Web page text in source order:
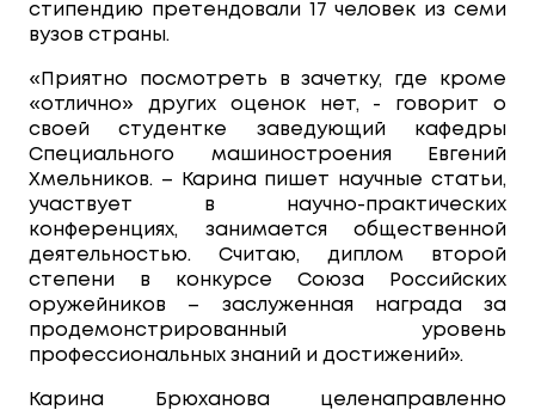
стипендию претендовали 17 человек из семи
вузов страны.
«Приятно посмотреть в зачетку, где кроме
«отлично» других оценок нет, - говорит о
своей студентке заведующий кафедры
Специального машиностроения Евгений
Хмельников. – Карина пишет научные статьи,
участвует в научно-практических
конференциях, занимается общественной
деятельностью. Считаю, диплом второй
степени в конкурсе Союза Российских
оружейников – заслуженная награда за
продемонстрированный уровень
профессиональных знаний и достижений».
Карина Брюханова целенаправленно